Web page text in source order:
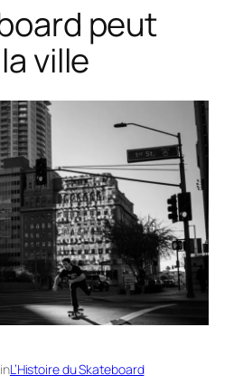
peut
ville
inL’Histoire du Skateboard